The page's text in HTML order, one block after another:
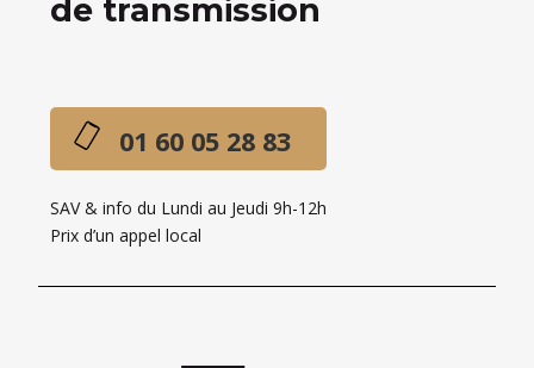
de transmission
01 60 05 28 83
SAV & info du Lundi au Jeudi 9h-12h
Prix d’un appel local